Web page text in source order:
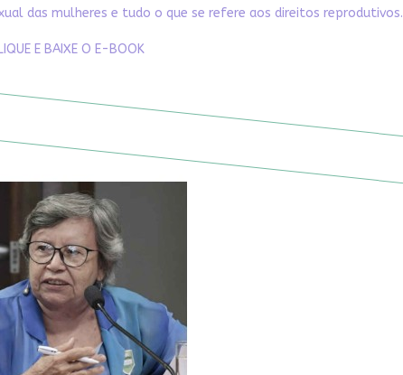
das mulheres e tudo o que se refere aos direitos reprodutivos.
E BAIXE O E-BOOK